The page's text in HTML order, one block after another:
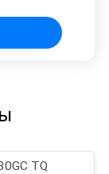
TQ